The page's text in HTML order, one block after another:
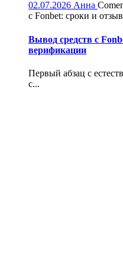
02.07.2026 Анна
с Fonbet: сроки и
Вывод средств с
верификации
Первый абзац с
с...